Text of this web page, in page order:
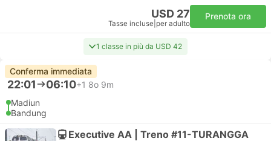
USD 27
Tasse incluse per adulto
Prenota ora
1 classe in più da USD 42
Conferma immediata
22:01 06:10+1 8o 9m
Madiun
Bandung
Executive AA | Treno #11-TURANGGA